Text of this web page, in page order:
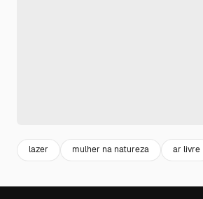
lazer mulher na natureza ar livre